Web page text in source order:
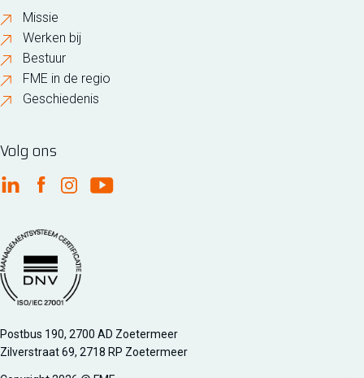
Missie
Werken bij
Bestuur
FME in de regio
Geschiedenis
Volg ons
FME Linkedin
FME Facebook
FME Instagram
FME Youtube
Managementsyteem certificatie DNV iso/iec 27001
Postbus 190, 2700 AD Zoetermeer
Zilverstraat 69, 2718 RP Zoetermeer